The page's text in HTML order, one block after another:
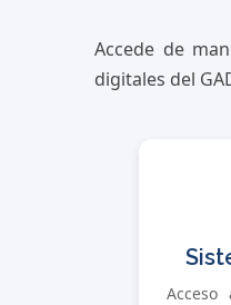
Accede de
digitales del